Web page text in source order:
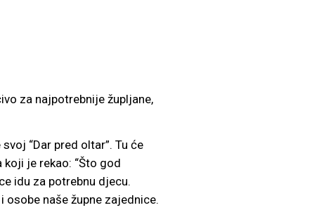
za najpotrebnije župljane,
“Dar pred oltar”. Tu će
je rekao: “Što god
idu za potrebnu djecu.
naše župne zajednice.